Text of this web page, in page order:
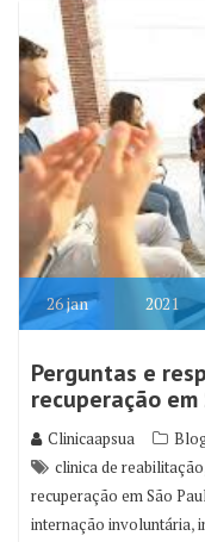
26jan 2021
Perguntas e
recuperação em
Clinicaapsua
clinica de reabilitação
recuperação em São
internação involuntária,